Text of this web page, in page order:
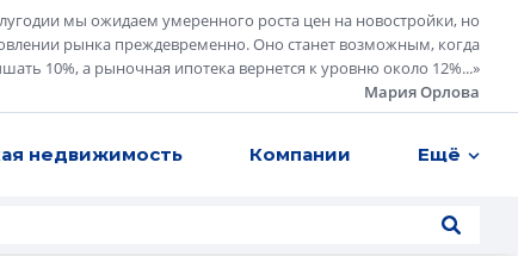
мы ожидаем умеренного роста цен на новостройки, но
рынка преждевременно. Оно станет возможным, когда
10%, а рыночная ипотека вернется к уровню около 12%...»
Мария Орлова
недвижимость Компании Ещё